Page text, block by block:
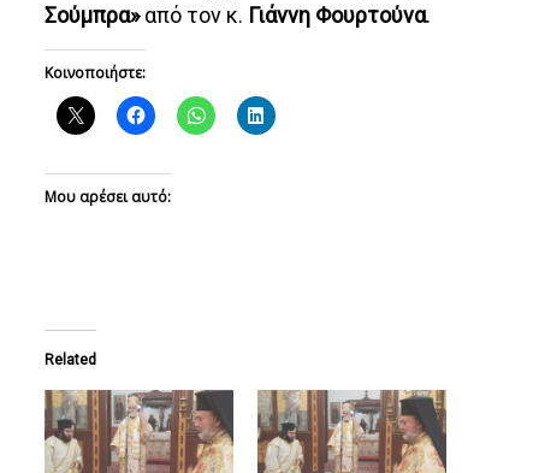
Σούμπρα»από τον κ. Γιάννη Φουρτούνα.
Κοινοποιήστε:
Μου αρέσει αυτό:
Related